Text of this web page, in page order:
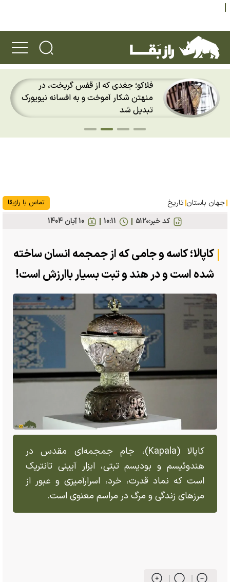
فلاکو؛ جغدی که از قفس گریخت، در
منهتن شکار آموخت و به افسانه نیویورک
تبدیل شد
جهان باستان تاریخ تماس با رازبقا
کد خبر:۵۱۲۰ 10 آبان 1404 10:11
کاپالا؛ کاسه و جامی که از جمجمه انسان ساخته
شده است و در هند و تبت بسیار باارزش است!
کاپالا (Kapala)، جام جمجمه‌ای مقدس در
هندوئیسم و بودیسم تبتی، ابزار آیینی تانتریک
است که نماد قدرت، خرد، اسرارآمیزی و عبور از
مرز‌های زندگی و مرگ در مراسم معنوی است.